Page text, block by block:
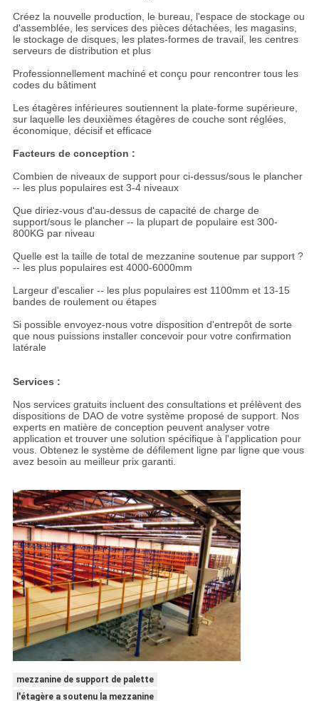
Créez la nouvelle production, le bureau, l'espace de stockage ou
d'assemblée, les services des pièces détachées, les magasins,
le stockage de disques, les plates-formes de travail, les centres
serveurs de distribution et plus
Professionnellement machiné et conçu pour rencontrer tous les
codes du bâtiment
Les étagères inférieures soutiennent la plate-forme supérieure,
sur laquelle les deuxièmes étagères de couche sont réglées,
économique, décisif et efficace
Facteurs de conception :
Combien de niveaux de support pour ci-dessus/sous le plancher
-- les plus populaires est 3-4 niveaux
Que diriez-vous d'au-dessus de capacité de charge de
support/sous le plancher -- la plupart de populaire est 300-
800KG par niveau
Quelle est la taille de total de mezzanine soutenue par support ?
-- les plus populaires est 4000-6000mm
Largeur d'escalier -- les plus populaires est 1100mm et 13-15
bandes de roulement ou étapes
Si possible envoyez-nous votre disposition d'entrepôt de sorte
que nous puissions installer concevoir pour votre confirmation
latérale
Services :
Nos services gratuits incluent des consultations et prélèvent des
dispositions de DAO de votre système proposé de support. Nos
experts en matière de conception peuvent analyser votre
application et trouver une solution spécifique à l'application pour
vous. Obtenez le système de défilement ligne par ligne que vous
avez besoin au meilleur prix garanti.
mezzanine de support de palette
l'étagère a soutenu la mezzanine